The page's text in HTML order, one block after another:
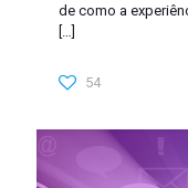
de como a
[…]
54